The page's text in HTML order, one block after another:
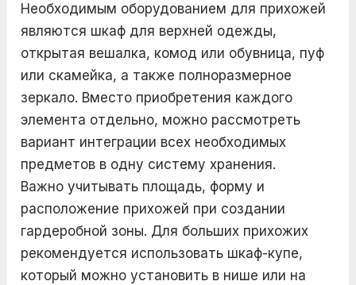
Необходимым оборудованием для прихожей
являются шкаф для верхней одежды,
открытая вешалка, комод или обувница, пуф
или скамейка, а также полноразмерное
зеркало. Вместо приобретения каждого
элемента отдельно, можно рассмотреть
вариант интеграции всех необходимых
предметов в одну систему хранения.
Важно учитывать площадь, форму и
расположение прихожей при создании
гардеробной зоны. Для больших прихожих
рекомендуется использовать шкаф-купе,
который можно установить в нише или на